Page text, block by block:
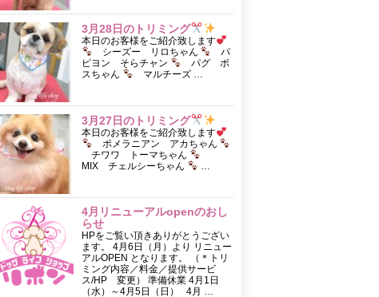
3月28日のトリミング
本日のお客様をご紹介致します
シーズー リロちゃん
パ
ピヨン そらチャン
パグ ボ
スちゃん
マルチーズ …
3月27日のトリミング
本日のお客様をご紹介致します
ポメラニアン アカちゃん
チワワ トーマちゃん
MIX チェルシーちゃん
4月リニューアルopenのおし
らせ
HPをご覧い頂きありがとうござい
ます。 4月6日（月）より リニュー
アルOPEN となります。 （＊トリ
ミング内容／料金／提供サービ
ス/HP 変更） 準備休業 4月1日
（水）～4月5日（日） 4月 …